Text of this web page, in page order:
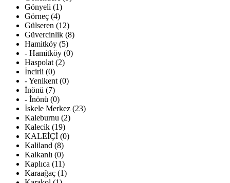
Gönyeli (1)
Görneç (4)
Gülseren (12)
Güvercinlik (8)
Hamitköy (5)
- Hamitköy (0)
Haspolat (2)
İncirli (0)
- Yenikent (0)
İnönü (7)
- İnönü (0)
İskele Merkez (23)
Kaleburnu (2)
Kalecik (19)
KALEİÇİ (0)
Kaliland (8)
Kalkanlı (0)
Kaplıca (11)
Karaağaç (1)